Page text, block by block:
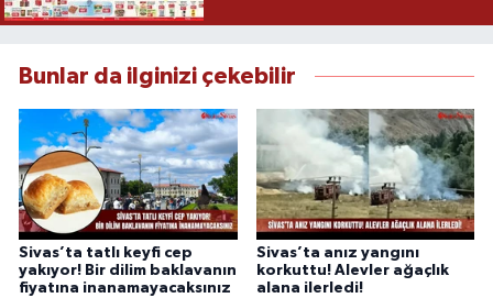
Bunlar da ilginizi çekebilir
Sivas’ta tatlı keyfi cep
yakıyor! Bir dilim baklavanın
fiyatına inanamayacaksınız
Sivas’ta anız yangını
korkuttu! Alevler ağaçlık
alana ilerledi!